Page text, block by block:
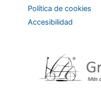
Política de cookies
Accesibilidad